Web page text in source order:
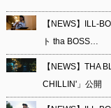
【NEWS】ILL-
ト tha BOSS…
【NEWS】THA
CHILLIN'」公開